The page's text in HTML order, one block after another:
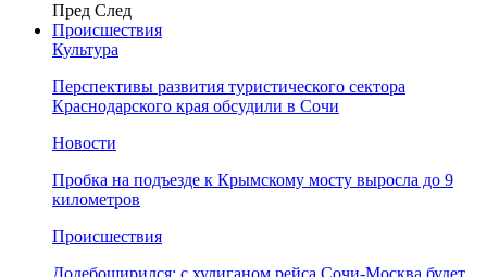
Пред След
Происшествия
Культура
Перспективы развития туристического сектора
Краснодарского края обсудили в Сочи
Новости
Пробка на подъезде к Крымскому мосту выросла до 9
километров
Происшествия
Додебоширился: с хулиганом рейса Сочи-Москва будет